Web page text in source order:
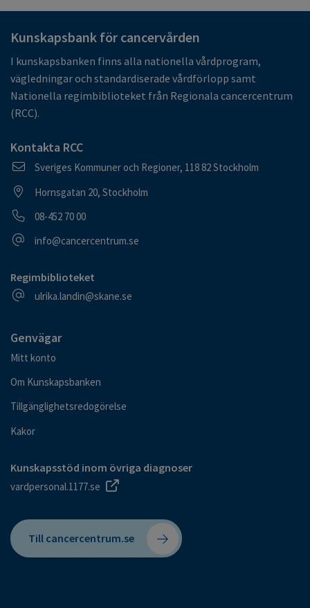
Kunskapsbank för cancervården
I kunskapsbanken finns alla nationella vårdprogram,
vägledningar och standardiserade vårdförlopp samt
Nationella regimbiblioteket från Regionala cancercentrum
(RCC).
Kontakta RCC
Postadress
Sveriges Kommuner och Regioner, 118 82 Stockholm
Besöksadress
Hornsgatan 20, Stockholm
Telefonnummer
08-452 70 00
E-postadress
info@cancercentrum.se
Regimbiblioteket
E-postadress
ulrika.landin@skane.se
Genvägar
Mitt konto
Om Kunskapsbanken
Tillgänglighetsredogörelse
Kakor
Kunskapsstöd inom övriga diagnoser
vardpersonal.1177.se
Till cancercentrum.se